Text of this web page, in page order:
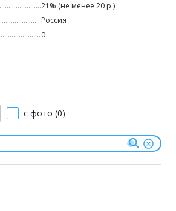
21% (не менее 20 р.)
Россия
0
с фото (0)